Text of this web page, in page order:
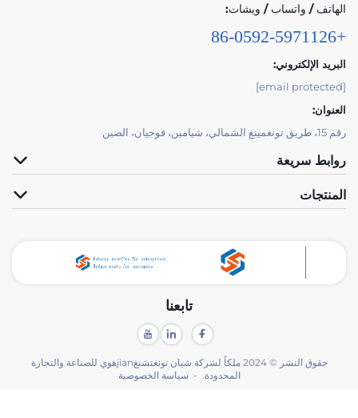
الهاتف / واتساب / ويشات:
+86-0592-5971126
البريد الإلكتروني:
العنوان:
رقم 15، طريق تونغمينغ الشمالي، شيامين، فوجيان، الصين
روابط سريعة
المنتجات
تابعنا
حقوق النشر © 2024 ملكاً لشركة شيان تونغتشنغjianهوي للصناعة والتجارة
المحدودة. -سياسة الخصوصية